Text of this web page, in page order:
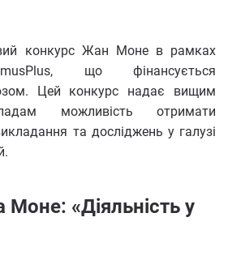
конкурс Жан Моне в рамках
що фінансується
Цей конкурс надає вищим
можливість отримати
та досліджень у галузі
«Діяльність у